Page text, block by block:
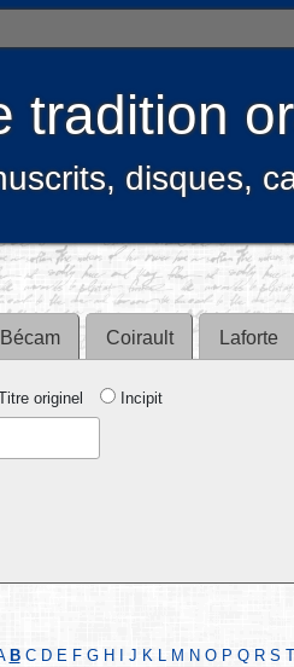
tradition
disques,
Coirault Laforte
originel Incipit
B C D E F G H J K L M N O P Q R S T